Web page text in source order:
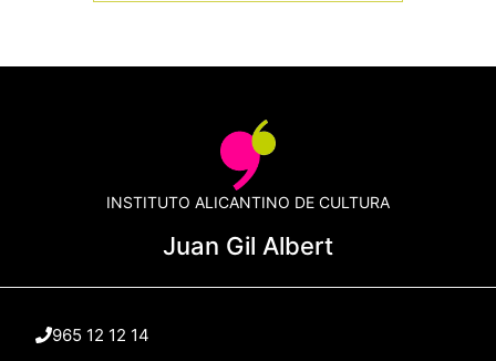
INSTITUTO ALICANTINO DE CULTURA
Juan Gil Albert
965 12 12 14